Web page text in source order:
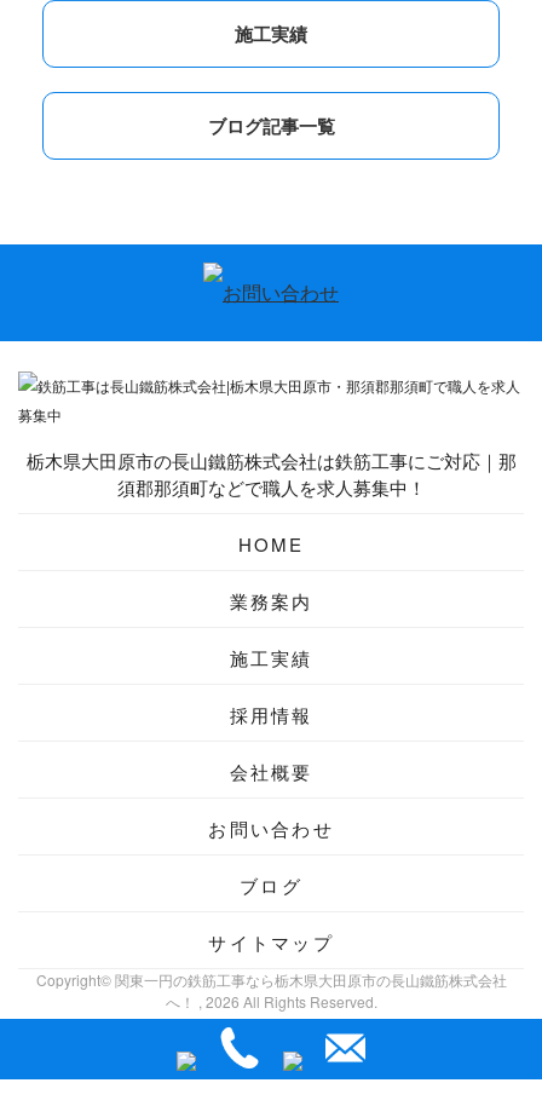
施工実績
ブログ記事一覧
栃木県大田原市の長山鐵筋株式会社は鉄筋工事にご対応｜那
須郡那須町などで職人を求人募集中！
HOME
業務案内
施工実績
採用情報
会社概要
お問い合わせ
ブログ
サイトマップ
Copyright© 関東一円の鉄筋工事なら栃木県大田原市の長山鐵筋株式会社
へ！ , 2026 All Rights Reserved.